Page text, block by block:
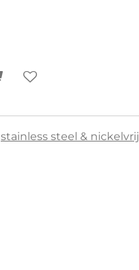
stainless steel & nickelvrij